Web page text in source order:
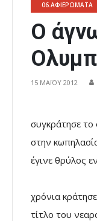
06.ΑΦΙΕΡΩΜΑΤΑ
Ο
15 ΜΑΪ́ΟΥ 2012
συγκράτησε
στην
έγινε
χρόνια
τίτλο του